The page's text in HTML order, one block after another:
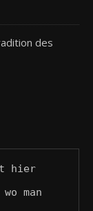
des
hier
man